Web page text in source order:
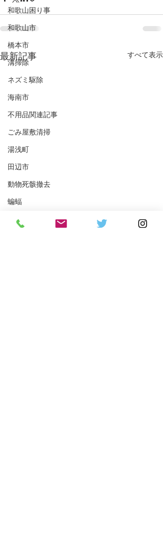
和歌山困り事
和歌山市
橋本市
溝掃除
ネズミ駆除
海南市
不用品関連記事
ごみ屋敷清掃
湯浅町
田辺市
動物死骸撤去
蝙蝠
塗装
最新記事 すべて表示